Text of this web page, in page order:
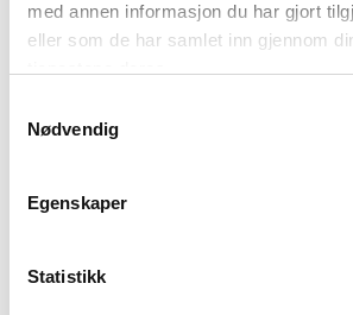
med annen informasjon du har gjort
eller som de har samlet inn gjennom
Nødvendig
Egenskaper
Statistikk
BLI MED!